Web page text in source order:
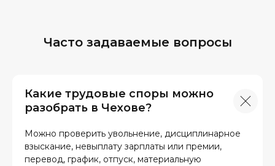
Часто задаваемые вопросы
Какие трудовые споры можно
разобрать в Чехове?
Можно проверить увольнение, дисциплинарное
взыскание, невыплату зарплаты или премии,
перевод, график, отпуск, материальную